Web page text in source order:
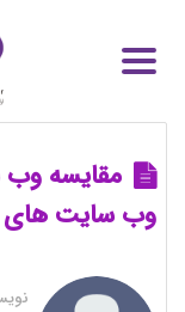
وب سایت های